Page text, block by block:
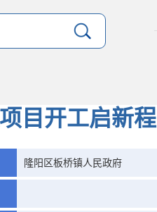
目开工启新程
隆阳区板桥镇人民政府